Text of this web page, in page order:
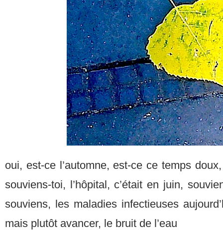
oui, est-ce l’automne, est-ce ce temps
souviens-toi, l’hôpital, c’était en juin,
souviens, les maladies infectieuses
mais plutôt avancer, le bruit de l’eau